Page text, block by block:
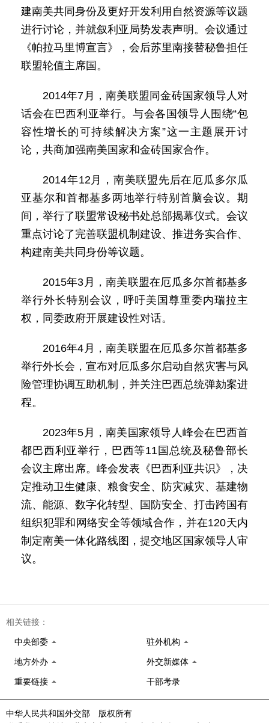
建南美共同身份及更好开发利用自然资源等议题
进行讨论，并就叙利亚局势发表声明。会议通过
《帕拉马里博宣言》，会后苏里南接替秘鲁担任
联盟轮值主席国。
2014年7月，南美联盟同金砖国家领导人对
话会在巴西利亚举行。与会各国领导人围绕“包
容性增长的可持续解决方案”这一主题展开讨
论，共商加强南美国家和金砖国家合作。
2014年12月，南美联盟先后在厄瓜多尔瓜
亚基尔和首都基多两地举行特别首脑会议。期
间，举行了联盟常设秘书处总部揭幕仪式。会议
重点讨论了完善联盟机制建设、推进务实合作、
构建南美共同身份等议题。
2015年3月，南美联盟在厄瓜多尔首都基多
举行外长特别会议，呼吁美国尊重委内瑞拉主
权，同委政府开展建设性对话。
2016年4月，南美联盟在厄瓜多尔首都基多
举行外长会，宣布对厄瓜多尔启动自然灾害与风
险管理协调互助机制，并关注巴西总统弹劾案进
程。
2023年5月，南美国家领导人峰会在巴西首
都巴西利亚举行，巴西等11国总统及秘鲁部长
会议主席出席。峰会发表《巴西利亚共识》，决
定推动卫生健康、粮食安全、防灾减灾、基建物
流、能源、数字化转型、国防安全、打击跨国有
组织犯罪和网络安全等领域合作，并在120天内
制定南美一体化路线图，提交地区国家领导人审
议。
相关链接：
中央部委 驻外机构
地方外办 外交新媒体
重要链接 干部考录
中华人民共和国外交部 版权所有